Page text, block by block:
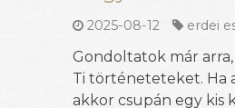
2025-08-12 erdei
Gondoltatok már
Ti történeteteket. Ha
akkor csupán egy kis